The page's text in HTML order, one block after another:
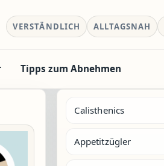
VERSTÄNDLICH ALLTAGSNAH
Tipps zum Abnehmen
Calisthenics
Appetitzügler